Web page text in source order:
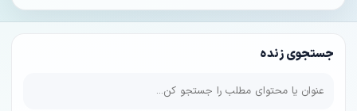
جستجوی زنده